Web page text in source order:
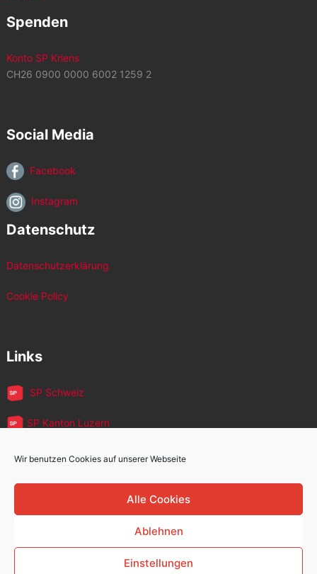
Wir benutzen Cookies auf unserer Webseite
Alle Cookies
Ablehnen
Einstellungen
Spenden
Konto SP Kriens
CH26 0900 0000 6002 1259 2
Social Media
Facebook
Instagram
Datenschutz
Datenschutzerklärung
Cookie Policy
Links
SP Schweiz
SP Kanton Luzern
JUSO Luzern
SP MigrantInnen
SP 60+